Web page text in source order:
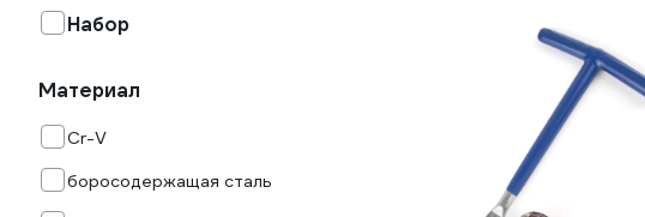
Набор
Материал
Cr-V
боросодержащая сталь